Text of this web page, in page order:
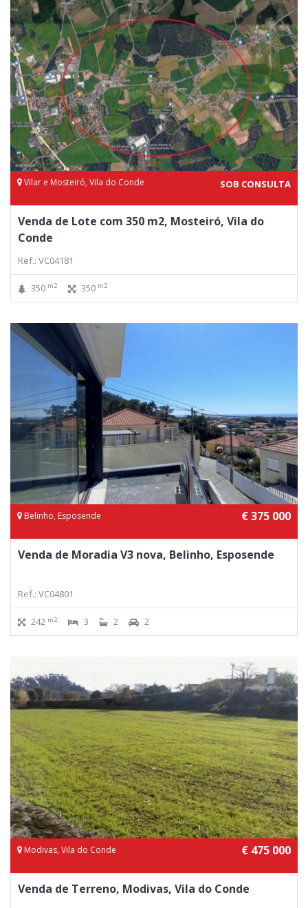
Vilar e Mosteiró, Vila do Conde SOB CONSULTA
Venda de Lote com 350 m2, Mosteiró, Vila do
Conde
Ref.: VC04181
350 m2 350 m2
Belinho, Esposende € 375 000
Venda de Moradia V3 nova, Belinho, Esposende
Ref.: VC04801
242 m2 3 2 2
Modivas, Vila do Conde € 475 000
Venda de Terreno, Modivas, Vila do Conde